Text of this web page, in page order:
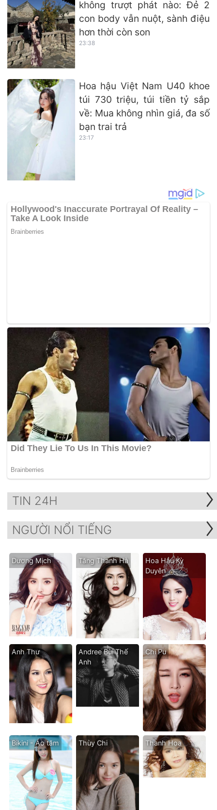
không trượt phát nào: Đẻ 2
con body vẫn nuột, sành điệu
hơn thời còn son
23:38
Hoa hậu Việt Nam U40 khoe
túi 730 triệu, túi tiền tỷ sắp
về: Mua không nhìn giá, đa số
bạn trai trả
23:17
TIN 24H
NGƯỜI NỔI TIẾNG
Dương Mịch Tăng Thanh Hà
Hoa Hậu Kỳ
Duyên
Anh Thư
Andree Bùi Thế
Anh
Chi Pu
Bikini - Áo tăm Thùy Chi Thanh Hoa